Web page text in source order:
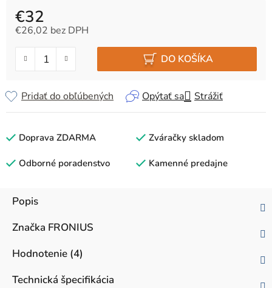
€32
€26,02 bez DPH
DO KOŠÍKA
Opýtať sa Strážiť
Pridať do obľúbených
Doprava ZDARMA Zváračky skladom
Odborné poradenstvo Kamenné predajne
Popis
Značka FRONIUS
Hodnotenie (4)
Technická špecifikácia